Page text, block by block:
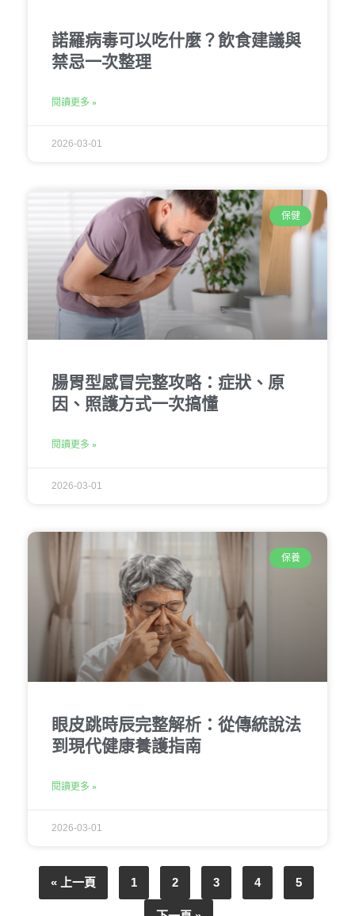
諾羅病毒可以吃什麼？飲食建議與
禁忌一次整理
閱讀更多 »
2026-03-01
保健
腸胃型感冒完整攻略：症狀、原
因、照護方式一次搞懂
閱讀更多 »
2026-03-01
保養
眼皮跳時辰完整解析：從傳統說法
到現代健康養護指南
閱讀更多 »
2026-03-01
« 上一頁 1 2 3 4 5